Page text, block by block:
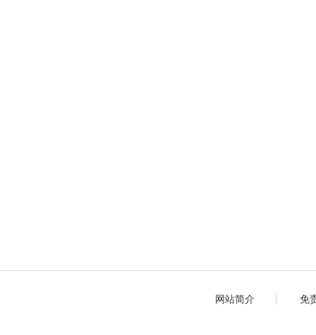
网站简介 免